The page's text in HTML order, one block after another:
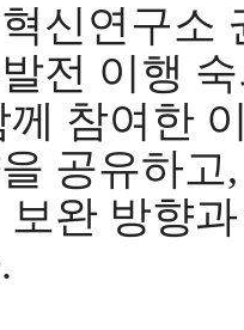
신연구소
전 이행
참여한
공유하고
완 방향
.